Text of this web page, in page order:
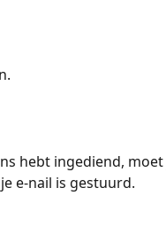
hebt ingediend,
e-nail is gestuurd.